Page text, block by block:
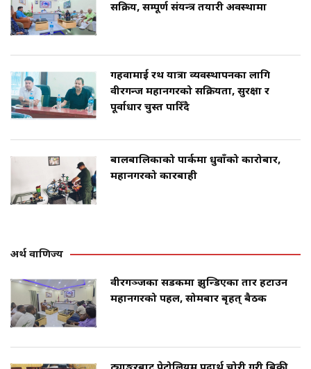
सक्रिय, सम्पूर्ण संयन्त्र तयारी अवस्थामा
गहवामाई रथ यात्रा व्यवस्थापनका लागि
वीरगन्ज महानगरको सक्रियता, सुरक्षा र
पूर्वाधार चुस्त पारिँदै
बालबालिकाको पार्कमा धुवाँको कारोबार,
महानगरको कारबाही
अर्थ वाणिज्य
वीरगञ्जका सडकमा झुन्डिएका तार हटाउन
महानगरको पहल, सोमबार बृहत् बैठक